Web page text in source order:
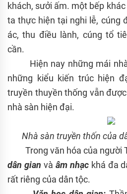
khách, sưởi ấm. một bếp
ta thực hiện tại nghi lễ, cúng
ác, thu điều lành, cúng tổ
cần.
Hiện nay những mái nhà
những kiểu kiến trúc hiện
truyền thuyền thống vẫn
nhà sàn hiện đại.
Nhà sàn truyền thốn của
Trong văn hóa của người
dân gian và âm nhạckhá đa
rất riêng của dân tộc.